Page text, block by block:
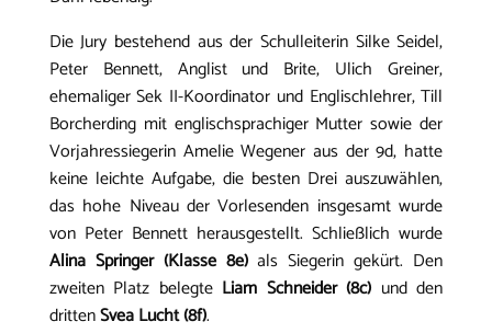
Die Jury bestehend aus der Schulleiterin Silke Seidel,
Peter Bennett, Anglist und Brite, Ulich Greiner,
ehemaliger Sek II-Koordinator und Englischlehrer, Till
Borcherding mit englischsprachiger Mutter sowie der
Vorjahressiegerin Amelie Wegener aus der 9d, hatte
keine leichte Aufgabe, die besten Drei auszuwählen,
das hohe Niveau der Vorlesenden insgesamt wurde
von Peter Bennett herausgestellt. Schließlich wurde
Alina Springer (Klasse 8e)als Siegerin gekürt. Den
zweiten Platz belegte Liam Schneider (8c) und den
drittenSvea Lucht (8f).